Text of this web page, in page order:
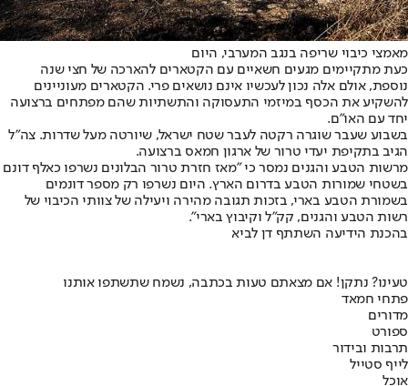
מאמצי כיבוי שריפה בנגב המערבי, היום
כעת מתקיימים מגעים חשאיים עם הקטארים להארכה של חצי שנה
נוספת, אולם אלה נכון לעכשיו אינם נושאים פרי. הקטארים מעוניינים
להשקיע את הכסף במיזמי התעסוקה והתשתיות שהם מפתחים ברצועה
יחד עם האו"ם.
בשבוע שעבר שוגרה רקטה לעבר שטח ישראל, שיורטה מעל שדרות. צה"ל
הגיב בתקיפת יעדי טרור של ארגון חמאס ברצועה.
מרשות הטבע והגנים נמסר כי "מאז חזרת טרור הבלונים נשרפו כאלף דונם
בשטחי שמורות הטבע בדרום הארץ. היום נשרפו רק מספר דונמים
בשמורת הטבע בארי, בזכות תגובה מהירה ויעילה של צוותי הכיבוי של
רשות הטבע והגנים, קק״ל וקיבוץ בארי".
בהכנת הידיעה השתתף דן לביא
טעינו? נתקן! אם מצאתם טעות בכתבה, נשמח שתשתפו אותנו
פתחי חמאד
מדורים
ספורט
תרבות ובידור
לייף סטייל
אוכל